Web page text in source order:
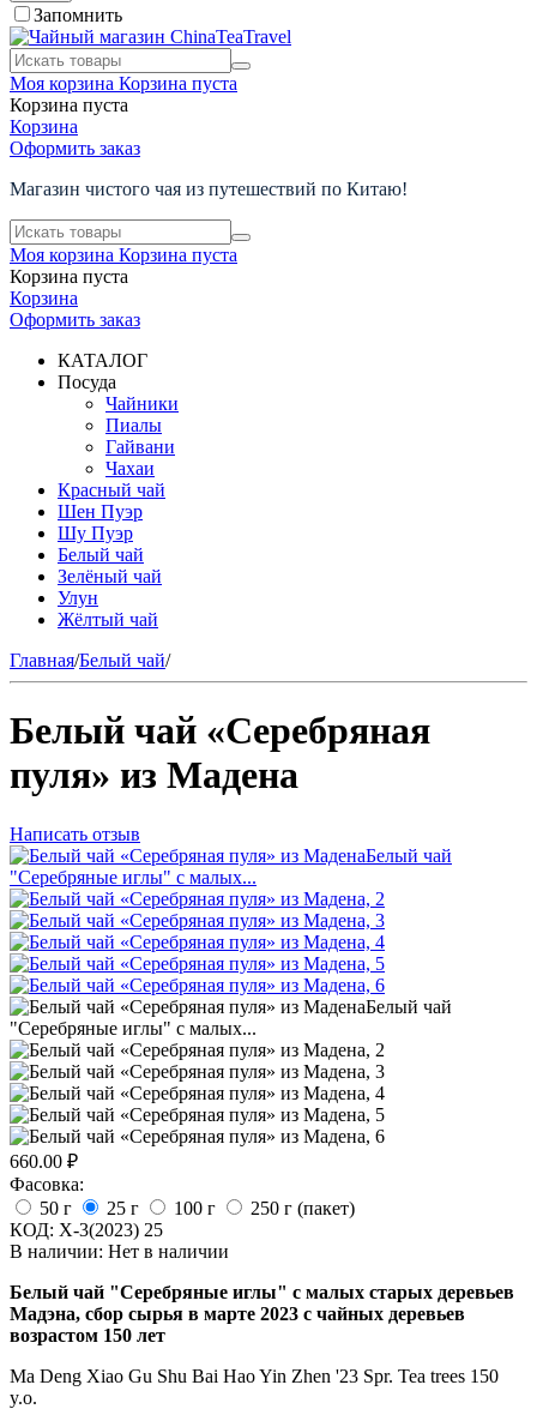
Запомнить
Моя корзина Корзина пуста
Корзина пуста
Корзина
Оформить заказ
Магазин чистого чая из путешествий по Китаю!
Моя корзина Корзина пуста
Корзина пуста
Корзина
Оформить заказ
КАТАЛОГ
Посуда
Чайники
Пиалы
Гайвани
Чахаи
Красный чай
Шен Пуэр
Шу Пуэр
Белый чай
Зелёный чай
Улун
Жёлтый чай
Главная/Белый чай/
Белый чай «Серебряная
пуля» из Мадена
Написать отзыв
660.00 ₽
Фасовка:
50 г
25 г 100 г
250 г (пакет)
КОД: X-3(2023) 25
В наличии: Нет в наличии
Белый чай "Серебряные иглы" с малых старых деревьев
Мадэна, сбор сырья в марте 2023 с чайных деревьев
возрастом 150 лет
Ma Deng Xiao Gu Shu Bai Hao Yin Zhen '23 Spr. Tea trees 150
y.o.